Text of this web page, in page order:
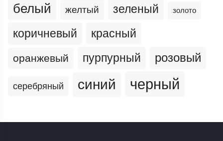
белый желтый зеленый золото
коричневый красный
оранжевый пурпурный розовый
серебряный синий черный